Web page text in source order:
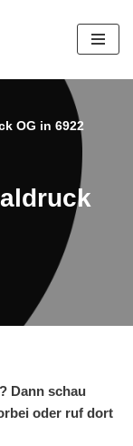
OG in 6922
Dann schau
oder ruf dort